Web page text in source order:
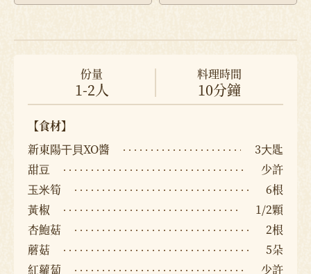
份量
1-2人
料理時間
10分鐘
【食材】
新東陽⼲⾙XO醬
3⼤匙
甜⾖
少許
⽟⽶筍
6根
⿈椒
1/2顆
杏鮑菇
2根
蘑菇
5朵
紅蘿蔔
少許